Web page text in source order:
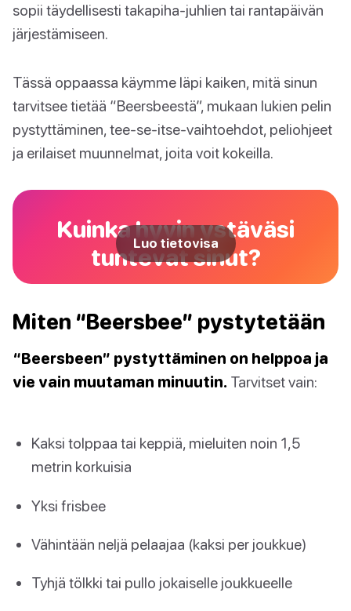
sopii täydellisesti takapiha-juhlien tai rantapäivän
järjestämiseen.
Tässä oppaassa käymme läpi kaiken, mitä sinun
tarvitsee tietää “Beersbeestä”, mukaan lukien pelin
pystyttäminen, tee-se-itse-vaihtoehdot, peliohjeet
ja erilaiset muunnelmat, joita voit kokeilla.
Kuinka hyvin ystäväsi
tuntevat sinut?
Luo tietovisa
Miten “Beersbee” pystytetään
“Beersbeen” pystyttäminen on helppoa ja
vie vain muutaman minuutin. Tarvitset vain:
Kaksi tolppaa tai keppiä, mieluiten noin 1,5
metrin korkuisia
Yksi frisbee
Vähintään neljä pelaajaa (kaksi per joukkue)
Tyhjä tölkki tai pullo jokaiselle joukkueelle